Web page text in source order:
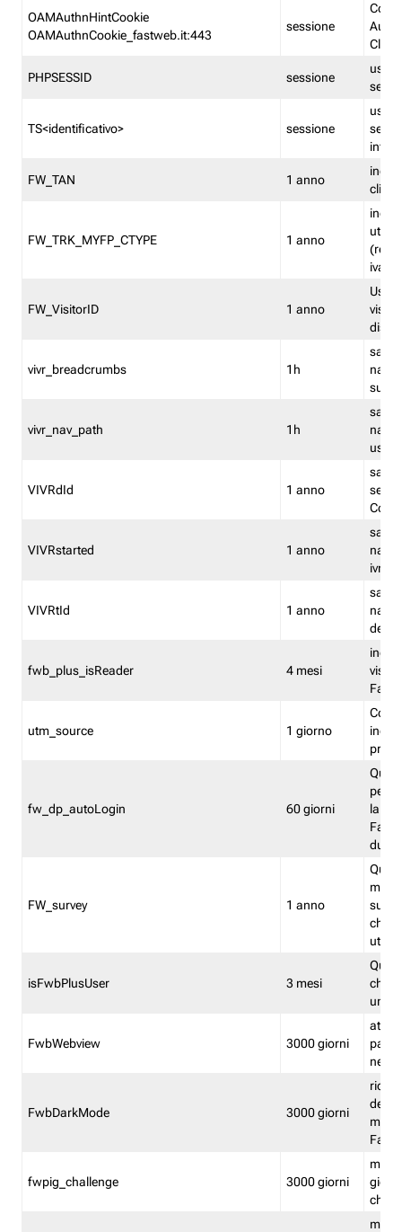
OAMAuthnHintCookie
OAMAuthnCookie_fastweb.it:443
sessione
PHPSESSID sessione
TS<identificativo> sessione
FW_TAN 1 anno
FW_TRK_MYFP_CTYPE 1 anno
iva/
FW_VisitorID 1 anno
vivr_breadcrumbs 1h
salva
su
vivr_nav_path 1h
salva
VIVRdId 1 anno
salva
Convy
VIVRstarted 1 anno
salva
ivr
VIVRtId 1 anno
salva
del
fwb_plus_isReader 4 mesi
utm_source 1 giorno
fw_dp_autoLogin 60 giorni
la
FW_survey 1 anno
utenti
isFwbPlusUser 3 mesi
che
una
FwbWebview 3000 giorni
attiva
FwbDarkMode 3000 giorni
fwpig_challenge 3000 giorni